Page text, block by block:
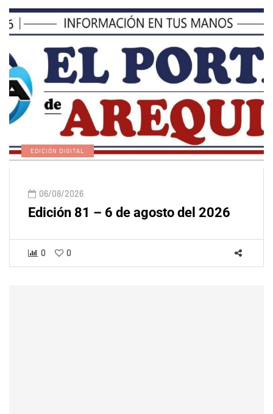
EDICIÓN DIGITAL
06/08/2026
Edición 81 – 6 de agosto del 2026
0 0